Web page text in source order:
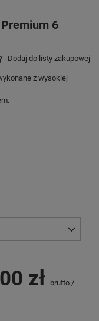
6
Dodaj do listy zakupowej
z wysokiej
zł brutto /